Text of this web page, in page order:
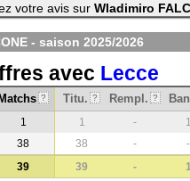
votre avis sur Wladimiro
- saison 2025/2026
avec Lecce
Matchs ? Titu. ? Rempl. ?
1 1 -
38 38 -
-
39 39 -